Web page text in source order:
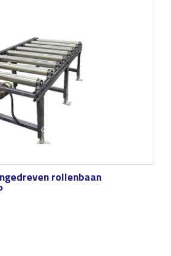
rollenbaan